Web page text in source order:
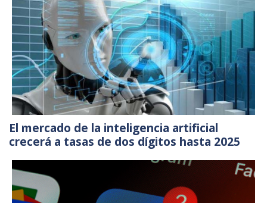
El mercado de la inteligencia artificial
crecerá a tasas de dos dígitos hasta 2025